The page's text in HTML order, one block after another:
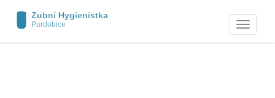
Zobrazit
navigaci